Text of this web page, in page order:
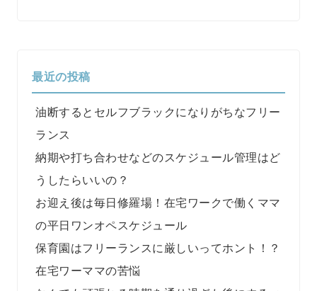
最近の投稿
油断するとセルフブラックになりがちなフリー
ランス
納期や打ち合わせなどのスケジュール管理はど
うしたらいいの？
お迎え後は毎日修羅場！在宅ワークで働くママ
の平日ワンオペスケジュール
保育園はフリーランスに厳しいってホント！？
在宅ワーママの苦悩